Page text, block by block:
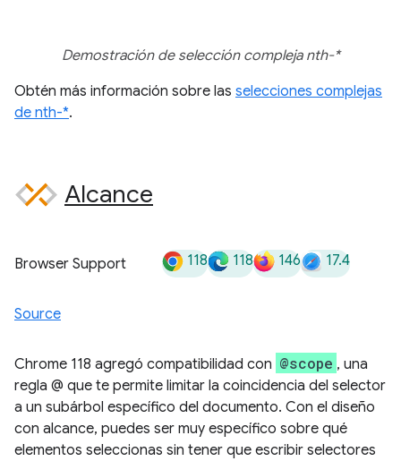
Demostración de selección compleja nth-*
Obtén más información sobre las selecciones complejas
de nth-*.
Alcance
Browser Support 118 118 146 17.4
Source
Chrome 118 agregó compatibilidad con @scope , una
regla @ que te permite limitar la coincidencia del selector
a un subárbol específico del documento. Con el diseño
con alcance, puedes ser muy específico sobre qué
elementos seleccionas sin tener que escribir selectores